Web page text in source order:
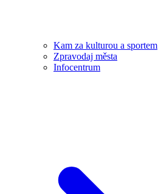
Kam za kulturou a sportem
Zpravodaj města
Infocentrum